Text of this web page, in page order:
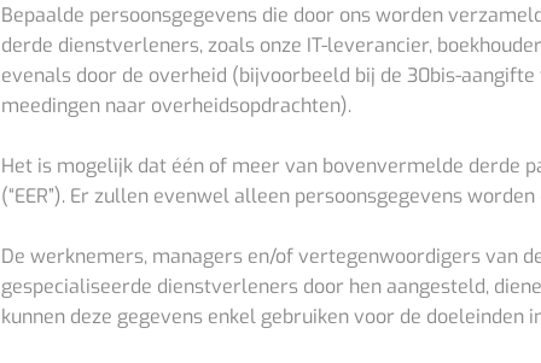
Bepaalde persoonsgegevens die door ons worden
derde dienstverleners, zoals onze IT-leverancier,
evenals door de overheid (bijvoorbeeld bij de 30bis-
meedingen naar overheidsopdrachten).
Het is mogelijk dat één of meer van bovenvermelde derde
(“EER”). Er zullen evenwel alleen persoonsgegevens
De werknemers, managers en/of vertegenwoordigers van
gespecialiseerde dienstverleners door hen aangesteld,
kunnen deze gegevens enkel gebruiken voor de